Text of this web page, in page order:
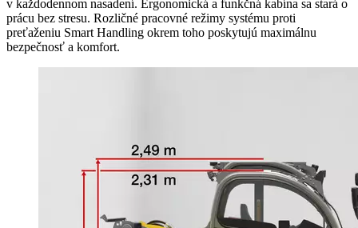
v každodennom nasadení. Ergonomická a funkčná kabína sa stará o
prácu bez stresu. Rozličné pracovné režimy systému proti
preťaženiu Smart Handling okrem toho poskytujú maximálnu
bezpečnosť a komfort.